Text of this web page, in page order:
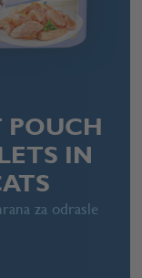
POUCH
IN
za odrasle